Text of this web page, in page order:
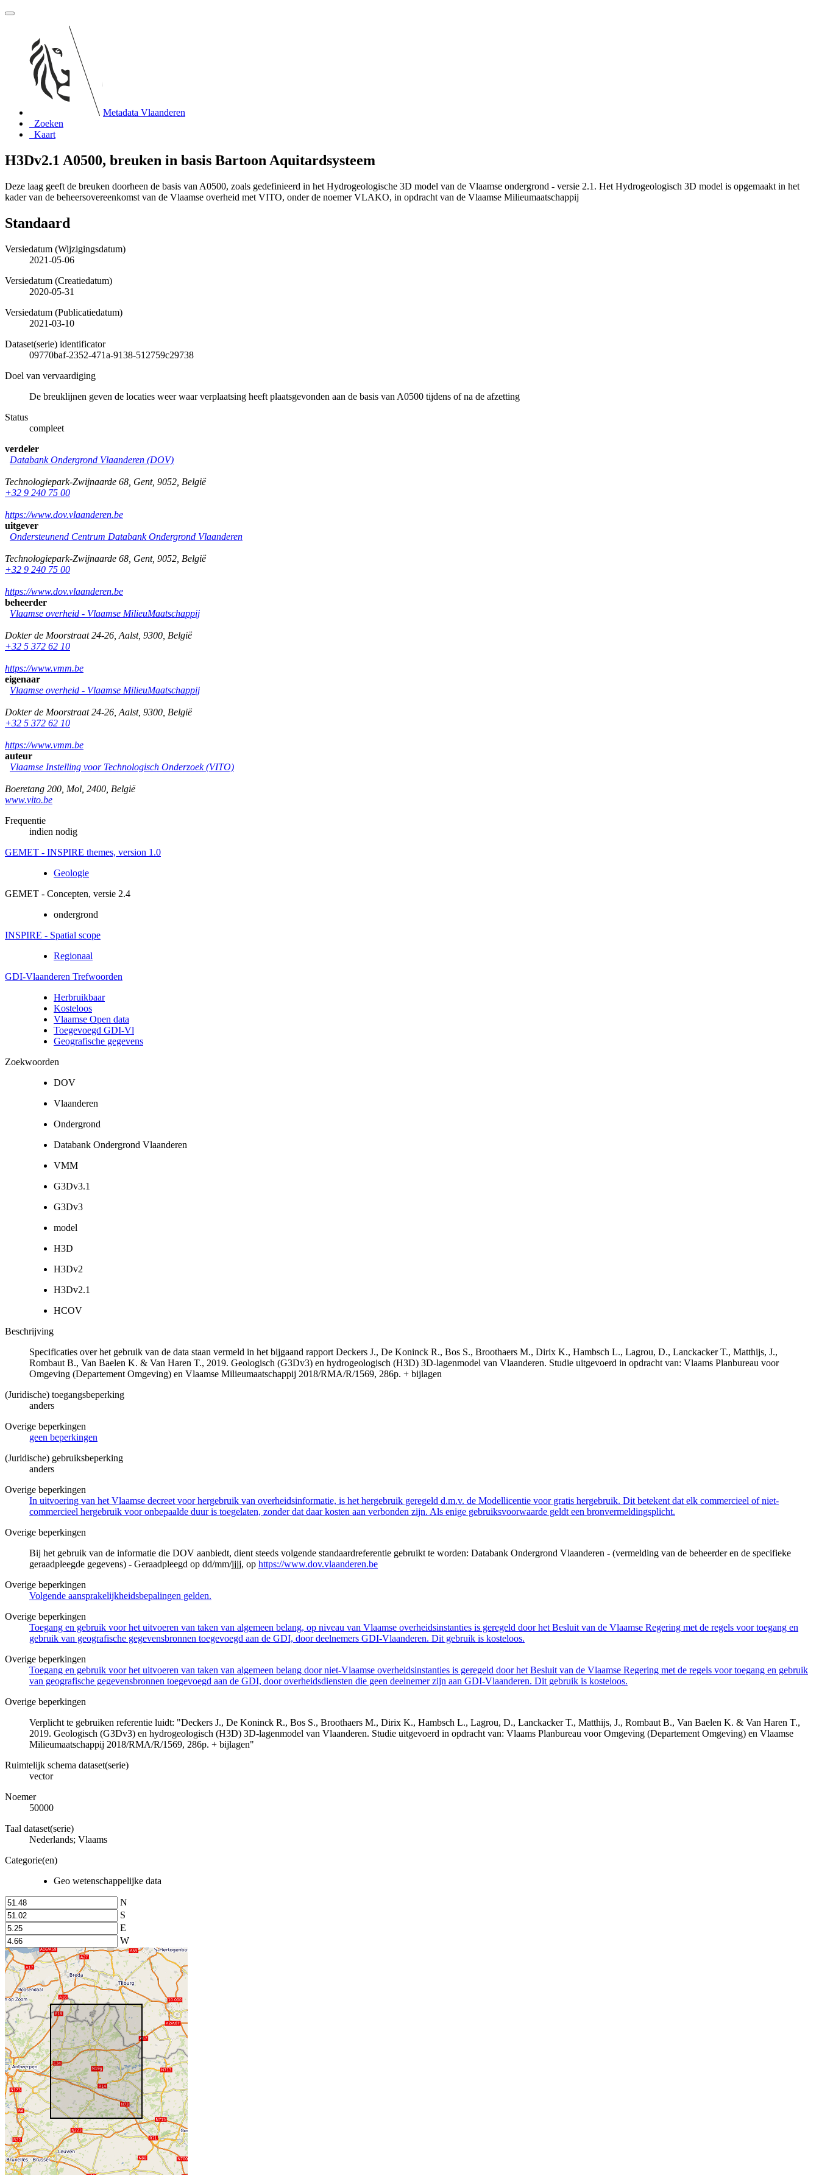
Metadata Vlaanderen
Zoeken
Kaart
H3Dv2.1 A0500, breuken in basis Bartoon Aquitardsysteem
Deze laag geeft de breuken doorheen de basis van A0500, zoals gedefinieerd in het Hydrogeologische 3D model van de Vlaamse ondergrond - versie 2.1. Het Hydrogeologisch 3D model is opgemaakt in het
kader van de beheersovereenkomst van de Vlaamse overheid met VITO, onder de noemer VLAKO, in opdracht van de Vlaamse Milieumaatschappij
Standaard
Versiedatum (Wijzigingsdatum)
2021-05-06
Versiedatum (Creatiedatum)
2020-05-31
Versiedatum (Publicatiedatum)
2021-03-10
Dataset(serie) identificator
09770baf-2352-471a-9138-512759c29738
Doel van vervaardiging
De breuklijnen geven de locaties weer waar verplaatsing heeft plaatsgevonden aan de basis van A0500 tijdens of na de afzetting
Status
compleet
verdeler
Databank Ondergrond Vlaanderen (DOV)
Technologiepark-Zwijnaarde 68 Gent, 9052 België
+32 9 240 75 00
https://www.dov.vlaanderen.be
uitgever
Ondersteunend Centrum Databank Ondergrond Vlaanderen
Technologiepark-Zwijnaarde 68 Gent, 9052 België
+32 9 240 75 00
https://www.dov.vlaanderen.be
beheerder
Vlaamse overheid - Vlaamse MilieuMaatschappij
Dokter de Moorstraat 24-26 Aalst, 9300 België
+32 5 372 62 10
https://www.vmm.be
eigenaar
Vlaamse overheid - Vlaamse MilieuMaatschappij
Dokter de Moorstraat 24-26 Aalst, 9300 België
+32 5 372 62 10
https://www.vmm.be
auteur
Vlaamse Instelling voor Technologisch Onderzoek (VITO)
Boeretang 200 Mol 2400 België
www.vito.be
Frequentie
indien nodig
GEMET - INSPIRE themes, version 1.0
Geologie
GEMET - Concepten, versie 2.4
ondergrond
INSPIRE - Spatial scope
Regionaal
GDI-Vlaanderen Trefwoorden
Herbruikbaar
Kosteloos
Vlaamse Open data
Toegevoegd GDI-Vl
Geografische gegevens
Zoekwoorden
DOV
Vlaanderen
Ondergrond
Databank Ondergrond Vlaanderen
VMM
G3Dv3.1
G3Dv3
model
H3D
H3Dv2
H3Dv2.1
HCOV
Beschrijving
Specificaties over het gebruik van de data staan vermeld in het bijgaand rapport Deckers J., De Koninck R., Bos S., Broothaers M., Dirix K., Hambsch L., Lagrou, D., Lanckacker T., Matthijs, J.,
Rombaut B., Van Baelen K. & Van Haren T., 2019. Geologisch (G3Dv3) en hydrogeologisch (H3D) 3D-lagenmodel van Vlaanderen. Studie uitgevoerd in opdracht van: Vlaams Planbureau voor
Omgeving (Departement Omgeving) en Vlaamse Milieumaatschappij 2018/RMA/R/1569, 286p. + bijlagen
(Juridische) toegangsbeperking
anders
Overige beperkingen
geen beperkingen
(Juridische) gebruiksbeperking
anders
Overige beperkingen
In uitvoering van het Vlaamse decreet voor hergebruik van overheidsinformatie, is het hergebruik geregeld d.m.v. de Modellicentie voor gratis hergebruik. Dit betekent dat elk commercieel of niet-
commercieel hergebruik voor onbepaalde duur is toegelaten, zonder dat daar kosten aan verbonden zijn. Als enige gebruiksvoorwaarde geldt een bronvermeldingsplicht.
Overige beperkingen
Bij het gebruik van de informatie die DOV aanbiedt, dient steeds volgende standaardreferentie gebruikt te worden: Databank Ondergrond Vlaanderen - (vermelding van de beheerder en de specifieke
geraadpleegde gegevens) - Geraadpleegd op dd/mm/jjjj, op https://www.dov.vlaanderen.be
Overige beperkingen
Volgende aansprakelijkheidsbepalingen gelden.
Overige beperkingen
Toegang en gebruik voor het uitvoeren van taken van algemeen belang, op niveau van Vlaamse overheidsinstanties is geregeld door het Besluit van de Vlaamse Regering met de regels voor toegang en
gebruik van geografische gegevensbronnen toegevoegd aan de GDI, door deelnemers GDI-Vlaanderen. Dit gebruik is kosteloos.
Overige beperkingen
Toegang en gebruik voor het uitvoeren van taken van algemeen belang door niet-Vlaamse overheidsinstanties is geregeld door het Besluit van de Vlaamse Regering met de regels voor toegang en gebruik
van geografische gegevensbronnen toegevoegd aan de GDI, door overheidsdiensten die geen deelnemer zijn aan GDI-Vlaanderen. Dit gebruik is kosteloos.
Overige beperkingen
Verplicht te gebruiken referentie luidt: "Deckers J., De Koninck R., Bos S., Broothaers M., Dirix K., Hambsch L., Lagrou, D., Lanckacker T., Matthijs, J., Rombaut B., Van Baelen K. & Van Haren T.,
2019. Geologisch (G3Dv3) en hydrogeologisch (H3D) 3D-lagenmodel van Vlaanderen. Studie uitgevoerd in opdracht van: Vlaams Planbureau voor Omgeving (Departement Omgeving) en Vlaamse
Milieumaatschappij 2018/RMA/R/1569, 286p. + bijlagen"
Ruimtelijk schema dataset(serie)
vector
Noemer
50000
Taal dataset(serie)
Nederlands; Vlaams
Categorie(en)
Geo wetenschappelijke data
N
S
E
W